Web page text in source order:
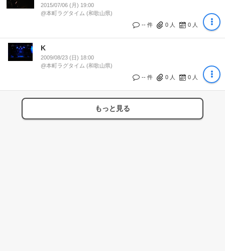
2015/07/06 (月) 19:00
@本町ラグタイム (和歌山県)
-- 件
0 人 0 人
K
2009/08/23 (日) 18:00
@本町ラグタイム (和歌山県)
-- 件
0 人 0 人
もっと見る